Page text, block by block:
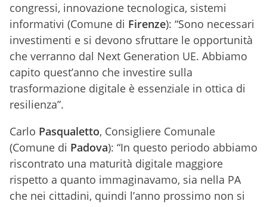
congressi, innovazione tecnologica, sistemi
informativi (Comune di Firenze): “Sono necessari
investimenti e si devono sfruttare le opportunità
che verranno dal Next Generation UE. Abbiamo
capito quest’anno che investire sulla
trasformazione digitale è essenziale in ottica di
resilienza”.
Carlo Pasqualetto, Consigliere Comunale
(Comune di Padova): “In questo periodo abbiamo
riscontrato una maturità digitale maggiore
rispetto a quanto immaginavamo, sia nella PA
che nei cittadini, quindi l’anno prossimo non si